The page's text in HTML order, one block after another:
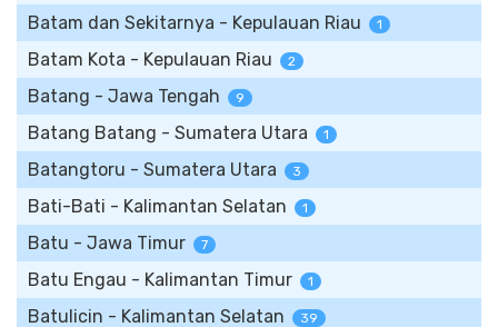
Batam dan Sekitarnya - Kepulauan Riau 1
Batam Kota - Kepulauan Riau 2
Batang - Jawa Tengah 9
Batang Batang - Sumatera Utara 1
Batangtoru - Sumatera Utara 3
Bati-Bati - Kalimantan Selatan 1
Batu - Jawa Timur 7
Batu Engau - Kalimantan Timur 1
Batulicin - Kalimantan Selatan 39